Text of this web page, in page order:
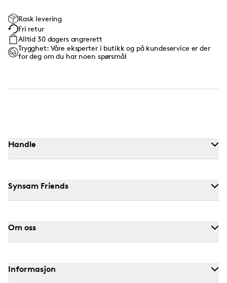
Rask levering
Fri retur
Alltid 30 dagers angrerett
Trygghet: Våre eksperter i butikk og på kundeservice er der
for deg om du har noen spørsmål
Handle
Synsam Friends
Om oss
Informasjon